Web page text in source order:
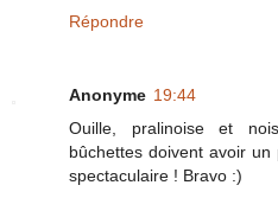
Répondre
Anonyme 19:44
Ouille, pralinoise et
bûchettes doivent avoir
spectaculaire ! Bravo :)